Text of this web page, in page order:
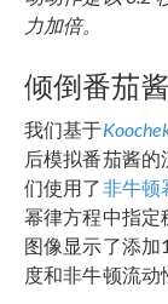
力加倍。
倾倒番茄酱
我们基于
后模拟番茄酱
们使用了非牛顿
幂律方程中指定
图像显示了添
度和非牛顿流动